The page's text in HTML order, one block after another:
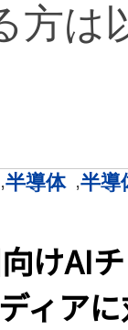
方は
,半導体 ,半導
けAI
ィア